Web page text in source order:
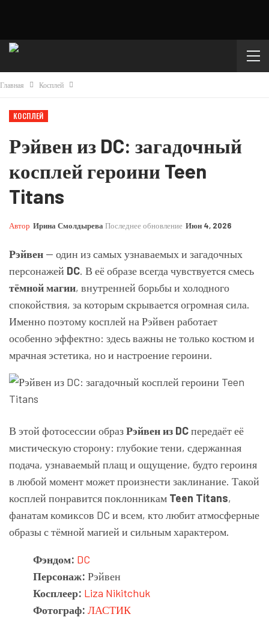
Главная Косплей
КОСПЛЕЙ
Рэйвен из DC: загадочный
косплей героини Teen
Titans
Автор Ирина Смолдырева Последнее обновление Июн 4, 2026
Рэйвен — один из самых узнаваемых и загадочных
персонажей DC. В её образе всегда чувствуется смесь
тёмной магии, внутренней борьбы и холодного
спокойствия, за которым скрывается огромная сила.
Именно поэтому косплей на Рэйвен работает
особенно эффектно: здесь важны не только костюм и
мрачная эстетика, но и настроение героини.
В этой фотосессии образРэйвен из DCпередаёт её
мистическую сторону: глубокие тени, сдержанная
подача, узнаваемый плащ и ощущение, будто героиня
в любой момент может произнести заклинание. Такой
косплей понравится поклонникам Teen Titans,
фанатам комиксов DC и всем, кто любит атмосферные
образы с тёмной магией и сильным характером.
Фэндом: DC
Персонаж: Рэйвен
Косплеер: Liza Nikitchuk
Фотограф: ЛАСТИК